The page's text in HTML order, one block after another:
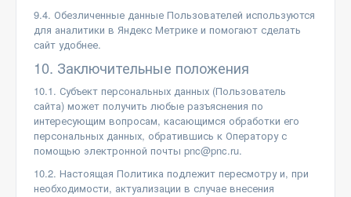
9.4. Обезличенные данные Пользователей используются
для аналитики в Яндекс Метрике и помогают сделать
сайт удобнее.
10. Заключительные положения
10.1. Субъект персональных данных (Пользователь
сайта) может получить любые разъяснения по
интересующим вопросам, касающимся обработки его
персональных данных, обратившись к Оператору с
помощью электронной почты pnc@pnc.ru.
10.2. Настоящая Политика подлежит пересмотру и, при
необходимости, актуализации в случае внесения